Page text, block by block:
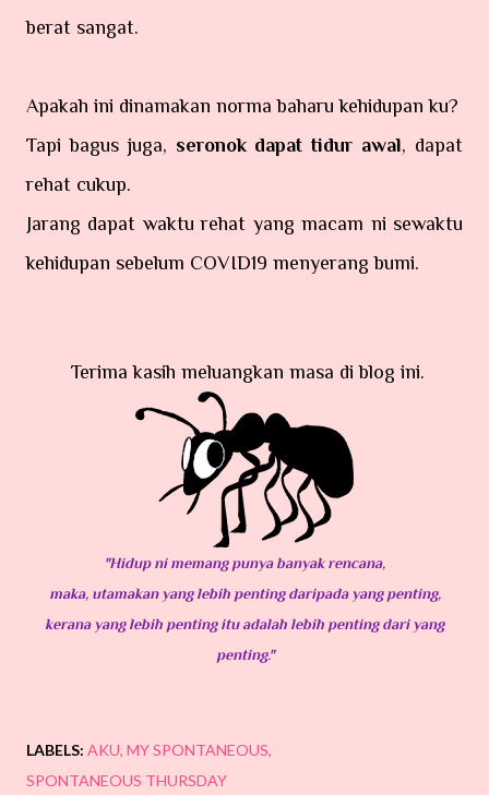
berat sangat.
Apakah ini dinamakan norma baharu kehidupan ku?
Tapi bagus juga, seronok dapat tidur awal, dapat
rehat cukup.
Jarang dapat waktu rehat yang macam ni sewaktu
kehidupan sebelum COVID19 menyerang bumi.
Terima kasih meluangkan masa di blog ini.
"Hidup ni memang punya banyak rencana,
maka, utamakan yang lebih penting daripada yang penting,
kerana yang lebih penting itu adalah lebih penting dari yang
penting."
LABELS: AKU MY SPONTANEOUS
SPONTANEOUS THURSDAY